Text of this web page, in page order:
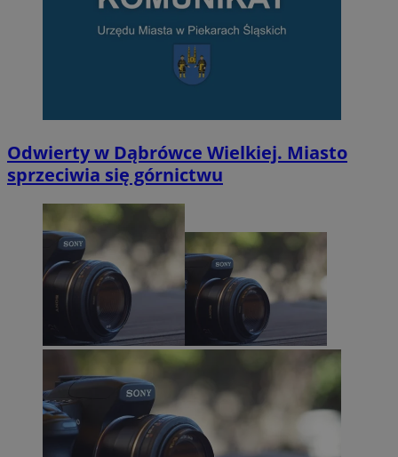
Odwierty w Dąbrówce Wielkiej. Miasto
sprzeciwia się górnictwu